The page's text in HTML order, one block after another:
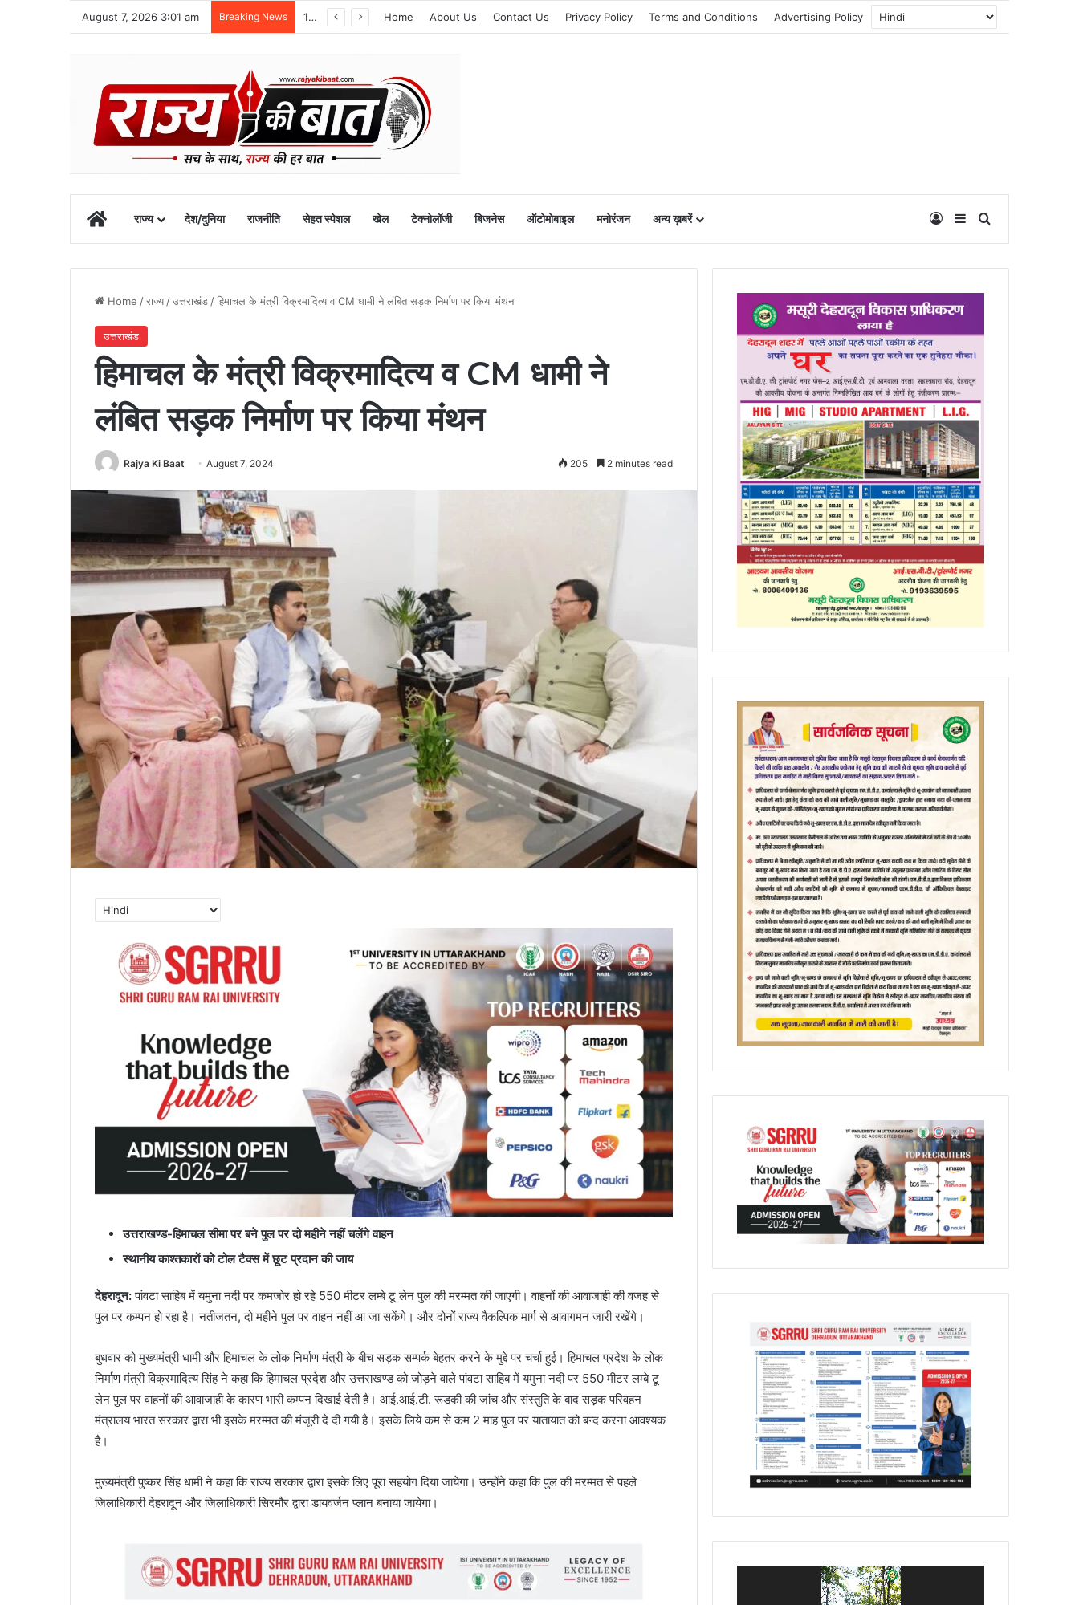
August 7, 2026 3:01 am Breaking News 10 अगस्त तक उत्तराखंड में भारी बारिश का अलर्ट, रुद्रप्रयाग में स्कूल बंद Home About Us Contact Us Privacy Policy Terms and Conditions Advertising Policy
Homeराज्य देश/दुनिया राजनीति सेहत स्पेशल खेल टेक्नोलॉजी बिजनेस ऑटोमोबाइल मनोरंजन अन्य ख़बरें Log InSidebar
Home /राज्य /उत्तराखंड /हिमाचल के मंत्री विक्रमादित्य व CM धामी ने लंबित सड़क निर्माण पर किया मंथन
उत्तराखंड
हिमाचल के मंत्री विक्रमादित्य व CM धामी ने
लंबित सड़क निर्माण पर किया मंथन
Rajya Ki Baat August 7, 2024 205 2 minutes read
उत्तराखण्ड-हिमाचल सीमा पर बने पुल पर दो महीने नहीं चलेंगे वाहन
स्थानीय काश्तकारों को टोल टैक्स में छूट प्रदान की जाय
देहरादून:पांवटा साहिब में यमुना नदी पर कमजोर हो रहे 550 मीटर लम्बे टू लेन पुल की मरम्मत की जाएगी। वाहनों की आवाजाही की वजह से
पुल पर कम्पन हो रहा है। नतीजतन, दो महीने पुल पर वाहन नहीं आ जा सकेंगे। और दोनों राज्य वैकल्पिक मार्ग से आवागमन जारी रखेंगे।
बुधवार को मुख्यमंत्री धामी और हिमाचल के लोक निर्माण मंत्री के बीच सड़क सम्पर्क बेहतर करने के मुद्दे पर चर्चा हुई। हिमाचल प्रदेश के लोक
निर्माण मंत्री विक्रमादित्य सिंह ने कहा कि हिमाचल प्रदेश और उत्तराखण्ड को जोड़ने वाले पांवटा साहिब में यमुना नदी पर 550 मीटर लम्बे टू
लेन पुल पर वाहनों की आवाजाही के कारण भारी कम्पन दिखाई देती है। आई.आई.टी. रूडकी की जांच और संस्तुति के बाद सड़क परिवहन
मंत्रालय भारत सरकार द्वारा भी इसके मरम्मत की मंजूरी दे दी गयी है। इसके लिये कम से कम 2 माह पुल पर यातायात को बन्द करना आवश्यक
है।
मुख्यमंत्री पुष्कर सिंह धामी ने कहा कि राज्य सरकार द्वारा इसके लिए पूरा सहयोग दिया जायेगा। उन्होंने कहा कि पुल की मरम्मत से पहले
जिलाधिकारी देहरादून और जिलाधिकारी सिरमौर द्वारा डायवर्जन प्लान बनाया जायेगा।